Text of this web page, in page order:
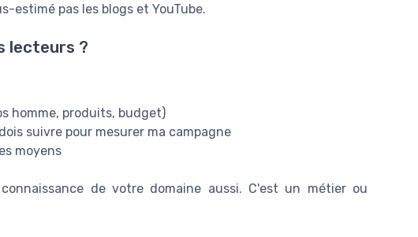
estimé pas les blogs et YouTube.
lecteurs ?
homme, produits, budget)
suivre pour mesurer ma campagne
moyens
de votre domaine aussi. C'est un métier ou